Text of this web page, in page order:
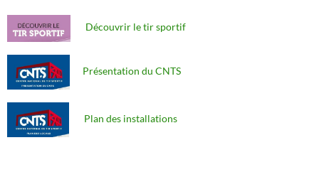
Découvrir le tir sportif
Présentation du CNTS
Plan des installations